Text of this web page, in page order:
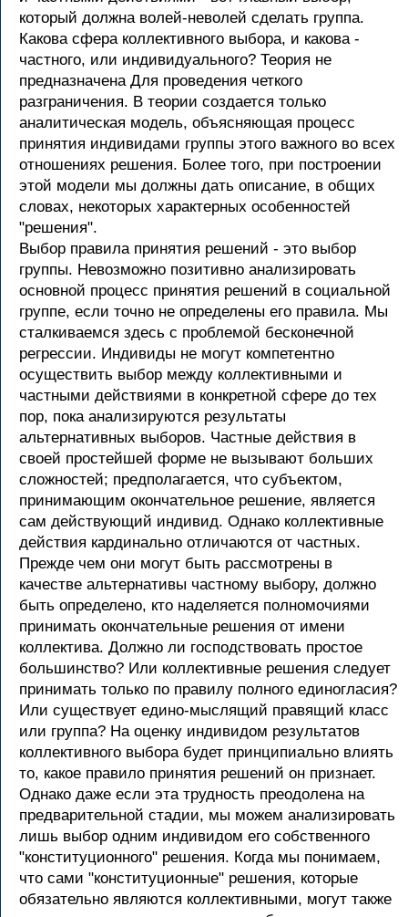
который должна волей-неволей сделать группа.
Какова сфера коллективного выбора, и какова -
частного, или индивидуального? Теория не
предназначена Для проведения четкого
разграничения. В теории создается только
аналитическая модель, объясняющая процесс
принятия индивидами группы этого важного во всех
отношениях решения. Более того, при построении
этой модели мы должны дать описание, в общих
словах, некоторых характерных особенностей
"решения".
Выбор правила принятия решений - это выбор
группы. Невозможно позитивно анализировать
основной процесс принятия решений в социальной
группе, если точно не определены его правила. Мы
сталкиваемся здесь с проблемой бесконечной
регрессии. Индивиды не могут компетентно
осуществить выбор между коллективными и
частными действиями в конкретной сфере до тех
пор, пока анализируются результаты
альтернативных выборов. Частные действия в
своей простейшей форме не вызывают больших
сложностей; предполагается, что субъектом,
принимающим окончательное решение, является
сам действующий индивид. Однако коллективные
действия кардинально отличаются от частных.
Прежде чем они могут быть рассмотрены в
качестве альтернативы частному выбору, должно
быть определено, кто наделяется полномочиями
принимать окончательные решения от имени
коллектива. Должно ли господствовать простое
большинство? Или коллективные решения следует
принимать только по правилу полного единогласия?
Или существует едино-мыслящий правящий класс
или группа? На оценку индивидом результатов
коллективного выбора будет принципиально влиять
то, какое правило принятия решений он признает.
Однако даже если эта трудность преодолена на
предварительной стадии, мы можем анализировать
лишь выбор одним индивидом его собственного
"конституционного" решения. Когда мы понимаем,
что сами "конституционные" решения, которые
обязательно являются коллективными, могут также